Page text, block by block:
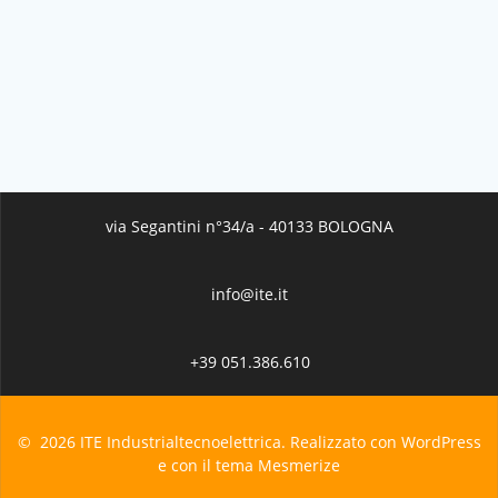
via Segantini n°34/a - 40133 BOLOGNA
info@ite.it
+39 051.386.610
© 2026 ITE Industrialtecnoelettrica. Realizzato con WordPress e
con il temaMesmerize